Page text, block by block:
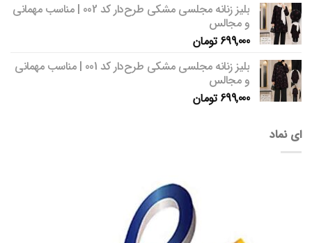
بلیز زنانه مجلسی مشکی طرح‌دار کد 002 | مناسب مهمانی
و مجالس
699,000 تومان
بلیز زنانه مجلسی مشکی طرح‌دار کد 001 | مناسب مهمانی
و مجالس
699,000 تومان
ای نماد